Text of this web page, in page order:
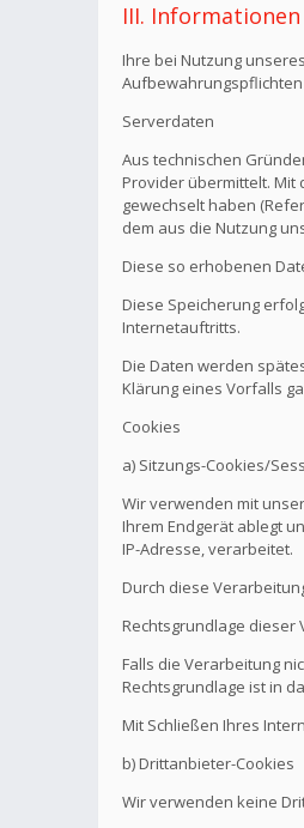
III.
Ihre bei Nutzung
Serverdaten
Aus technischen
Provider übermittelt. Mit
gewechselt haben
dem aus die Nutzung
Diese so erhobenen
Diese Speicherung
Internetauftritts.
Die Daten werden
Klärung eines Vorfalls
Cookies
a) Sitzungs-Cookies/
Wir verwenden mit
Ihrem Endgerät ablegt
IP-Adresse, verarbeitet.
Durch diese
Rechtsgrundlage dieser
Falls die Verarbeitung
Rechtsgrundlage ist in
Mit Schließen Ihres
b) Drittanbieter-Cookies
Wir verwenden keine